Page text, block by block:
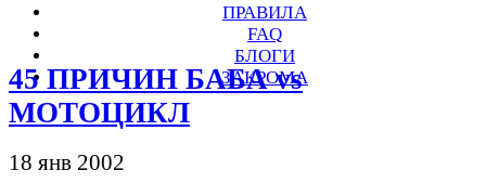
ПРАВИЛА
FAQ
БЛОГИ
ЗАКРОМА
45 ПРИЧИН БАБА vs
МОТОЦИКЛ
18 янв 2002